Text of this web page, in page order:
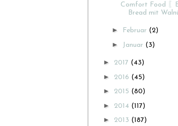
Comfort Food 〖
Bread mit
► Februar (2)
► Januar (3)
► 2017 (43)
► 2016 (45)
► 2015 (80)
► 2014 (117)
► 2013 (187)